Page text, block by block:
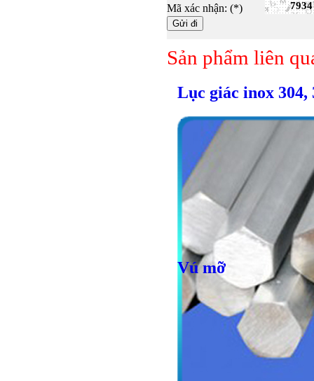
Bulong lục giác
Mã xác nhận: (*) 7934
Sản phẩm liên
Lục giác inox 304,
Vú mỡ